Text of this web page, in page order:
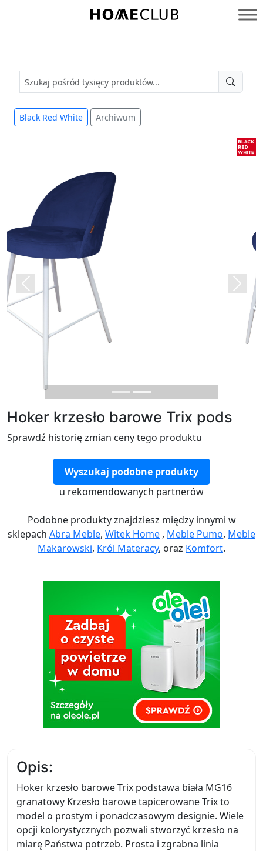
Homeclub
Black Red White Archiwum
Previous Next
Hoker krzesło barowe Trix pods
Sprawdź historię zmian ceny tego produktu
Wyszukaj podobne produkty
u rekomendowanych partnerów
Podobne produkty znajdziesz między innymi w
sklepach Abra Meble, Witek Home , Meble Pumo, Meble
Makarowski, Król Materacy, oraz Komfort.
Opis:
Hoker krzesło barowe Trix podstawa biała MG16
granatowy Krzesło barowe tapicerowane Trix to
model o prostym i ponadczasowym designie. Wiele
opcji kolorystycznych pozwali stworzyć krzesło na
miarę Państwa potrzeb. Prosta i zgrabna linia